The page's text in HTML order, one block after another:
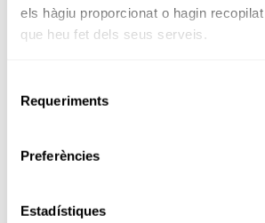
els hàgiu proporcionat o hagin
que heu fet dels seus serveis.
Requeriments
Preferències
Estadístiques
Finalment, la prova d'Infinitum
26 de juliolal recorregut
de manera telemàtica.
competitiva, compartir
golfistes i continuar
de primer nivell.